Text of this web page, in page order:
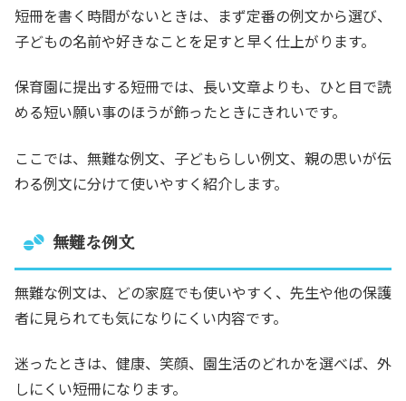
短冊を書く時間がないときは、まず定番の例文から選び、
子どもの名前や好きなことを足すと早く仕上がります。
保育園に提出する短冊では、長い文章よりも、ひと目で読
める短い願い事のほうが飾ったときにきれいです。
ここでは、無難な例文、子どもらしい例文、親の思いが伝
わる例文に分けて使いやすく紹介します。
無難な例文
無難な例文は、どの家庭でも使いやすく、先生や他の保護
者に見られても気になりにくい内容です。
迷ったときは、健康、笑顔、園生活のどれかを選べば、外
しにくい短冊になります。